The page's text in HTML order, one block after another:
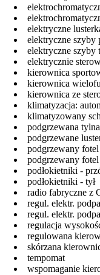
elektryczne
elektryczne szyby
elektryczne szyby
elektrycznie
kierownica
kierownica
kierownica ze
klimatyzacja:
klimatyzowany
podgrzewana
podgrzewane
podgrzewany
podgrzewany fotel
podłokietniki -
podłokietniki - tył
radio fabryczne z
regul. elektr.
regul. elektr.
regulacja
regulowana
skórzana
tempomat
wspomaganie